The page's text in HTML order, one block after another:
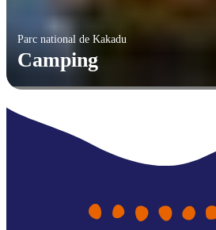
Parc national de Kakadu
Camping